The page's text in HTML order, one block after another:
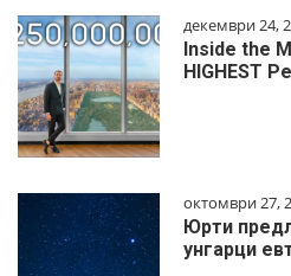
декември 24,
Inside the
HIGHEST
октомври 27,
Юрти
унгарци